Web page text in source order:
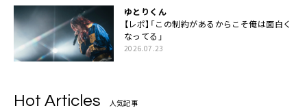
ゆとりくん
【レポ】「この制約があるからこそ俺は面白く
なってる」
2026.07.23
Hot Articles 人気記事